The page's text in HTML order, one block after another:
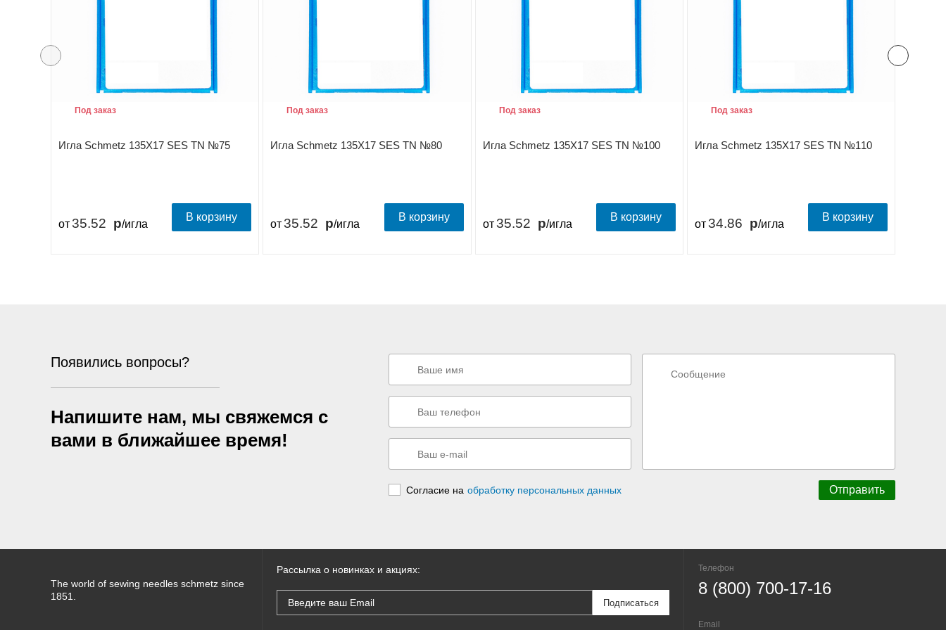
Игла Schmetz 135X17 SES TN №75
Под заказ
от35.52 /игла
В корзину
Игла Schmetz 135X17 SES TN №80
Под заказ
от35.52 /игла
В корзину
Игла Schmetz 135X17 SES TN №100
Под заказ
от 35.52 /игла
В корзину
Игла Schmetz 135X17 SES TN №110
Под заказ
от34.86 /игла
В корзину
Появились вопросы?
Напишите нам, мы свяжемся с
вами в ближайшее время!
Согласие на обработку персональных данных
The world of sewing needles schmetz since
1851.
Рассылка о новинках и акциях: Телефон
8 (800) 700-17-16
Email